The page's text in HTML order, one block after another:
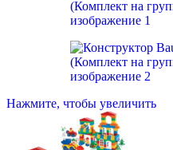
Нажмите, чтобы увеличить